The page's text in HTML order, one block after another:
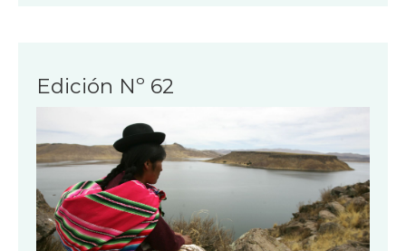
Edición Nº 62